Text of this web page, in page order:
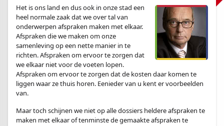
Het is ons land en dus ook in onze stad een
heel normale zaak dat we over tal van
onderwerpen afspraken maken met elkaar.
Afspraken die we maken om onze
samenleving op een nette manier in te
richten. Afspraken om ervoor te zorgen dat
we elkaar niet voor de voeten lopen.
Afspraken om ervoor te zorgen dat de kosten daar komen te
liggen waar ze thuis horen. Eenieder van u kent er voorbeelden
van.
Maar toch schijnen we niet op alle dossiers heldere afspraken te
maken met elkaar of tenminste de gemaakte afspraken te